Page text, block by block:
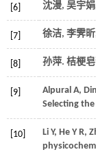
[6] 沈漫, 吴宇
[7] 徐洁, 李霁
[8] 孙萍. 桔梗
[9] Alpural A,
Selecting
[10] Li Y, He Y R,